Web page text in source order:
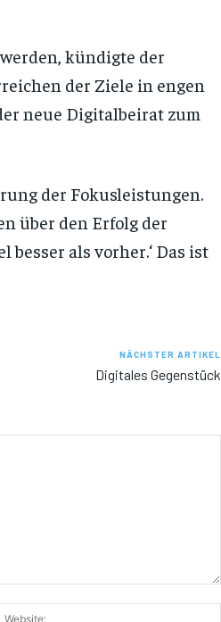
kündigte der
der Ziele in engen
neue Digitalbeirat zum
der Fokusleistungen.
über den Erfolg der
besser als vorher.‘ Das ist
NÄCHSTER ARTIKEL
Digitales Gegenstück